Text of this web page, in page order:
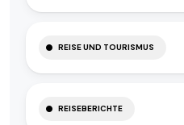
REISE UND TOURISMUS
REISEBERICHTE